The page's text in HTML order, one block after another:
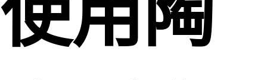
使用陶